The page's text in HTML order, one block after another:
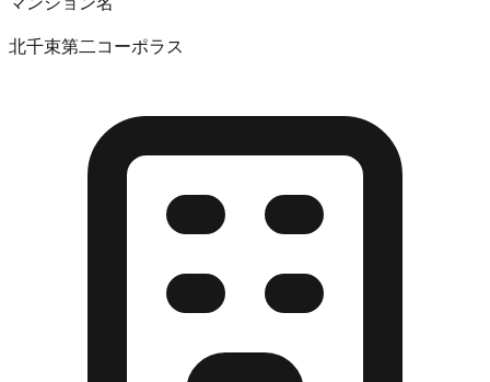
北千束第二コーポラス